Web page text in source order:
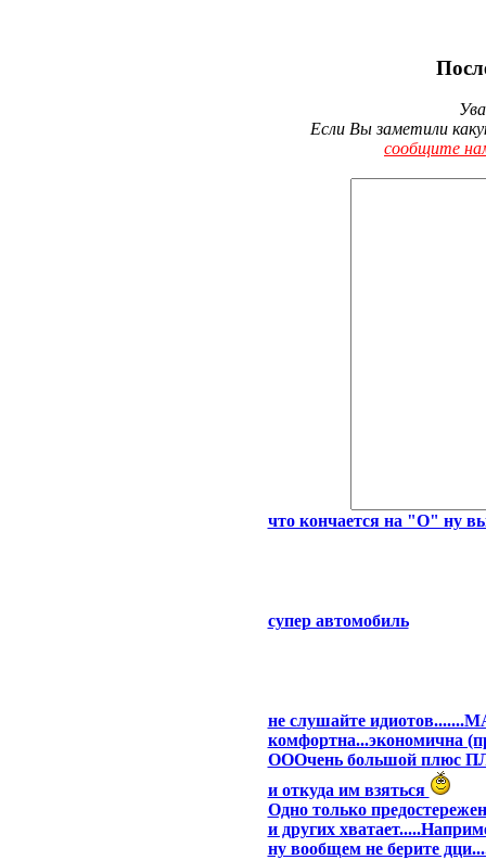
Если Вы заметили
сообщите
что кончается на "О" ну
cупер автомобиль
не слушайте
комфортна...экономична
ОООчень большой плюс
и откуда им взяться
Одно только
и других
ну вообщем не берите